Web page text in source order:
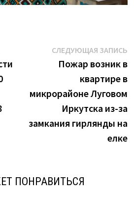
СЛЕДУЮЩАЯ ЗАПИСЬ
Пожар возник в
квартире в
микрорайоне Луговом
Иркутска из-за
замкания гирлянды на
елке
ПОНРАВИТЬСЯ